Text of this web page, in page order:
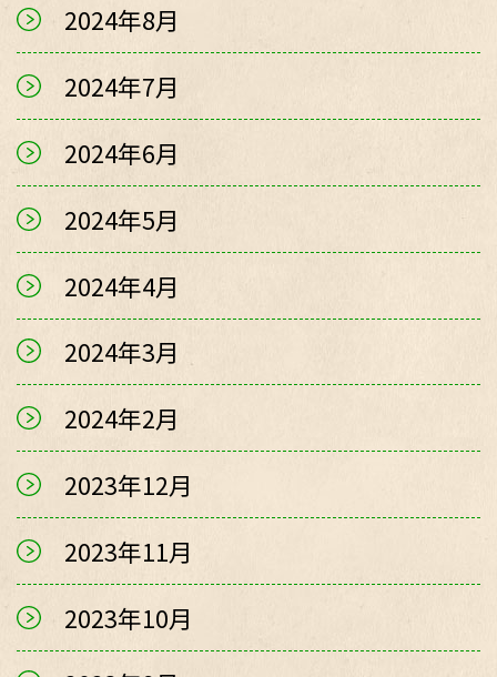
2024年8月
2024年7月
2024年6月
2024年5月
2024年4月
2024年3月
2024年2月
2023年12月
2023年11月
2023年10月